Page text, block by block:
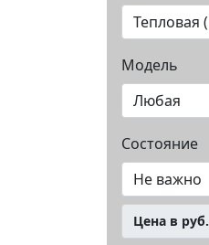
Модель
Состояние
Цена в руб.